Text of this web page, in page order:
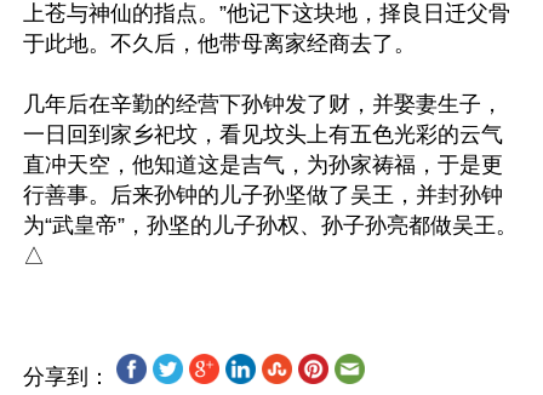
上苍与神仙的指点。”他记下这块地，择良日迁父骨
于此地。不久后，他带母离家经商去了。
几年后在辛勤的经营下孙钟发了财，并娶妻生子，
一日回到家乡祀坟，看见坟头上有五色光彩的云气
直冲天空，他知道这是吉气，为孙家祷福，于是更
行善事。后来孙钟的儿子孙坚做了吴王，并封孙钟
为“武皇帝”，孙坚的儿子孙权、孙子孙亮都做吴王。
分享到：